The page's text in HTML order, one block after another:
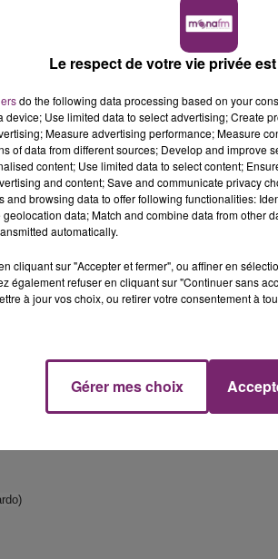
Le respect de votre vie privée
do the following data processing based on your
device; Use limited data to select advertising; Create
Measure advertising performance; Measure
of data from different sources; Develop and improve
content; Use limited data to select content;
and content; Save and communicate privacy
and browsing data to offer following functionalities:
data; Match and combine data from other
automatically.
cliquant sur "Accepter et fermer", ou affiner en
également refuser en cliquant sur "Continuer sans
à jour vos choix, ou retirer votre consentement à
Gérer mes choix